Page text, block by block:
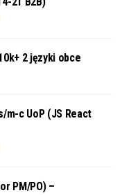
2 języki obce
c UoP (JS React
PM/PO) –